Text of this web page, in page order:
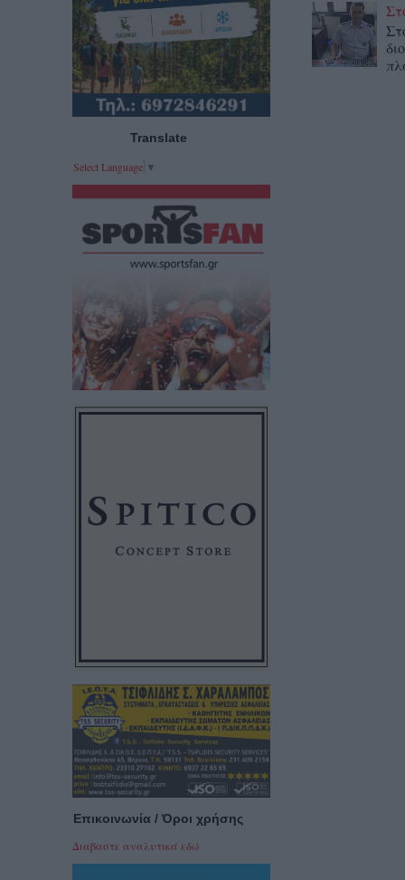
Translate
Select Language ▼
Επικοινωνία / Όροι χρήσης
Διαβαστε αναλυτικά εδώ